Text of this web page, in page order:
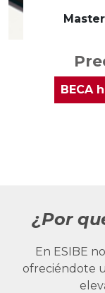
BECA
¿Por
En ESIBE
ofreciéndote